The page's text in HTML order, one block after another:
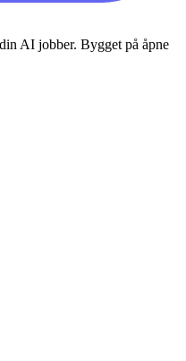
AI jobber. Bygget på åpne